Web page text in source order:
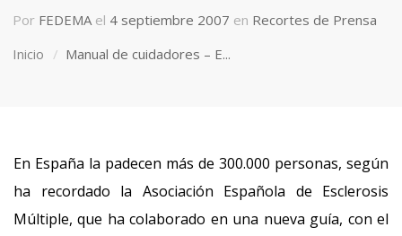
Por FEDEMA el 4 septiembre 2007 en Recortes de Prensa
Inicio
Manual de cuidadores – E...
En España la padecen más de 300.000 personas, según
ha recordado la Asociación Española de Esclerosis
Múltiple, que ha colaborado en una nueva guía, con el